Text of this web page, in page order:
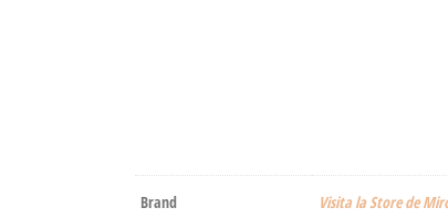
Brand Visita la Store de